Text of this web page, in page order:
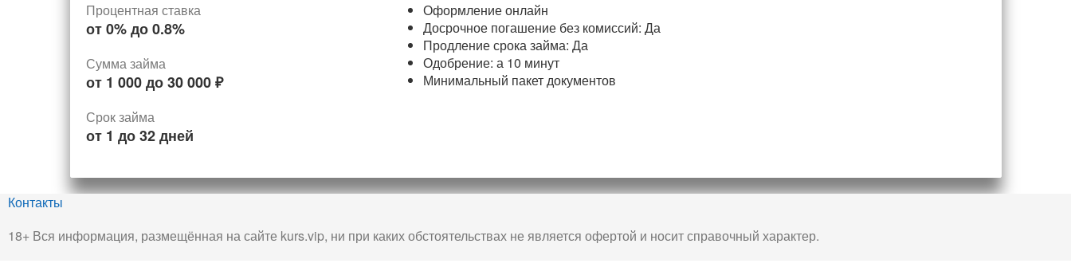
Процентная ставка
от0%до0.8%
Сумма займа
от 1 000до30 000₽
Срок займа
от 1 до32дней
Оформление онлайн
Досрочное погашение без комиссий: Да
Продление срока займа: Да
Одобрение: а 10 минут
Минимальный пакет документов
Контакты
18+ Вся информация, размещённая на сайте kurs.vip, ни при каких обстоятельствах не является офертой и носит справочный характер.